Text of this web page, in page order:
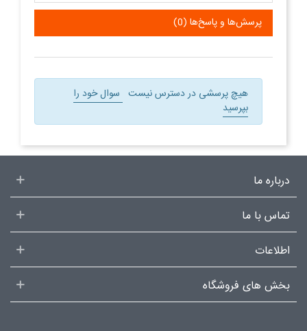
پرسش‌ها و پاسخ‌ها (0)
هیچ پرسشی در دسترس نیست سوال خود را
بپرسید
درباره ما
تماس با ما
اطلاعات
بخش های فروشگاه